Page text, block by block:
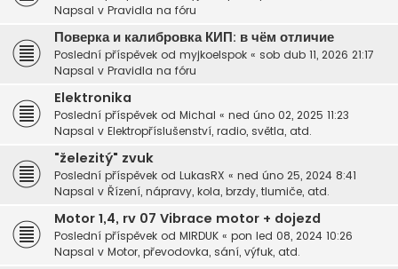
Napsal v Pravidla na fóru
Поверка и калибровка КИП: в чём отличие
Poslední příspěvek od myjkoelspok « sob dub 11, 2026 21:17
Napsal v Pravidla na fóru
Elektronika
Poslední příspěvek od Michal « ned úno 02, 2025 11:23
Napsal v Elektropříslušenství, radio, světla, atd.
"železitý" zvuk
Poslední příspěvek od LukasRX « ned úno 25, 2024 8:41
Napsal v Řízení, nápravy, kola, brzdy, tlumiče, atd.
Motor 1,4, rv 07 Vibrace motor + dojezd
Poslední příspěvek od MIRDUK « pon led 08, 2024 10:26
Napsal v Motor, převodovka, sání, výfuk, atd.